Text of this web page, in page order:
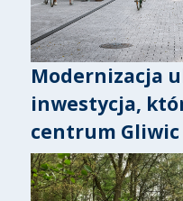
Modernizacja
inwestycja,
centrum Gliwic